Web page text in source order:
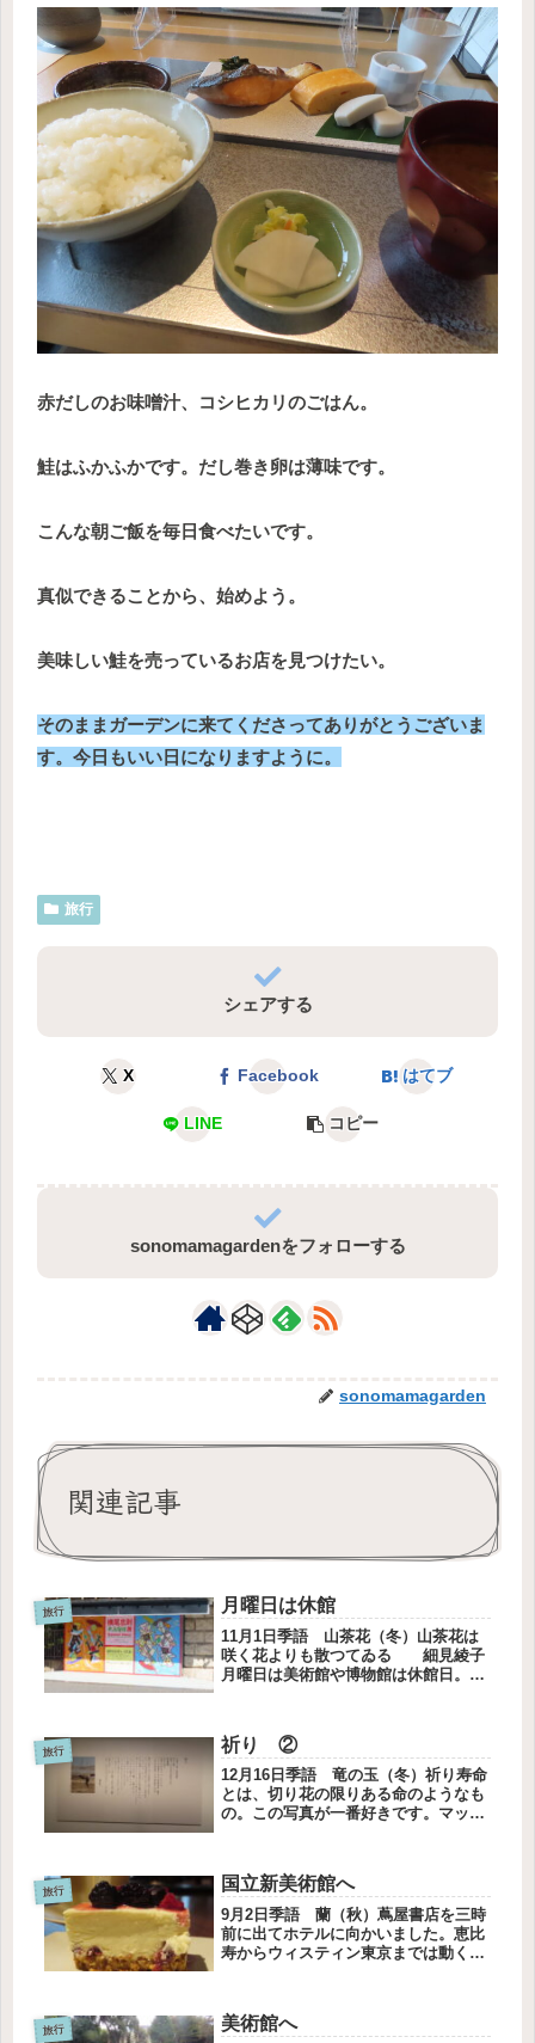
赤だしのお味噌汁、コシヒカリのごはん。
鮭はふかふかです。だし巻き卵は薄味です。
こんな朝ご飯を毎日食べたいです。
真似できることから、始めよう。
美味しい鮭を売っているお店を見つけたい。
そのままガーデンに来てくださってありがとうございま
す。今日もいい日になりますように。
旅行
シェアする
X Facebook はてブ
LINE コピー
sonomamagardenをフォローする
sonomamagarden
関連記事
旅行 月曜日は休館
11月1日季語 山茶花（冬）山茶花は
咲く花よりも散つてゐる 細見綾子
月曜日は美術館や博物館は休館日。確
には行けませんでした。がっがりする
と思ったらさほどでもなく、またく
れ...
旅行 祈り ②
12月16日季語 竜の玉（冬）祈り寿命
とは、切り花の限りある命のようなも
の。この写真が一番好きです。マッチ
な塊となって花開くということ。美術
館のカフェでランチしました。暖か...
旅行 国立新美術館へ
9月2日季語 蘭（秋）蔦屋書店を三時
前に出てホテルに向かいました。恵比
寿からウィスティン東京までは動く歩
た。歩道を使って12分でした。東京は
歩きます。二日間で15キロ歩きま...
旅行 美術館へ